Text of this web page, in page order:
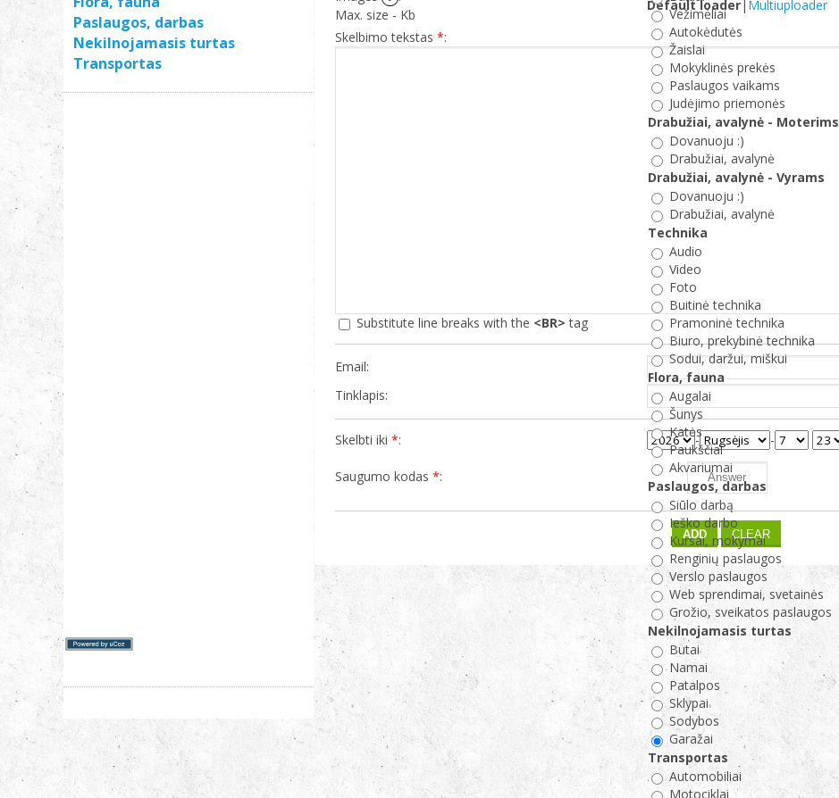
Vežimėliai
Autokėdutės
Žaislai
Mokyklinės prekės
Paslaugos vaikams
Judėjimo priemonės
Drabužiai, avalynė - Moterims
Dovanuoju :)
Drabužiai, avalynė
Drabužiai, avalynė - Vyrams
Dovanuoju :)
Drabužiai, avalynė
Technika
Audio
Video
Foto
Buitinė technika
Pramoninė technika
Biuro, prekybinė technika
Sodui, daržui, miškui
Flora, fauna
Augalai
Šunys
Katės
Paukščiai
Akvariumai
Paslaugos, darbas
Siūlo darbą
Ieško darbo
Kursai, mokymai
Renginių paslaugos
Verslo paslaugos
Web sprendimai, svetainės
Grožio, sveikatos paslaugos
Nekilnojamasis turtas
Butai
Namai
Patalpos
Sklypai
Sodybos
Garažai
Transportas
Automobiliai
Motociklai
Max. size - Kb
Default loader| Multiuploader
Skelbimo tekstas *:
Substitute line breaks with the <BR> tag
Email:
Tinklapis:
Skelbti iki *: - -
Saugumo kodas *:
Paslaugos, darbas
Nekilnojamasis turtas
Transportas